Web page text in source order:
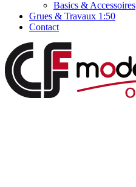
Basics & Accessoires
Grues & Travaux 1:50
Contact